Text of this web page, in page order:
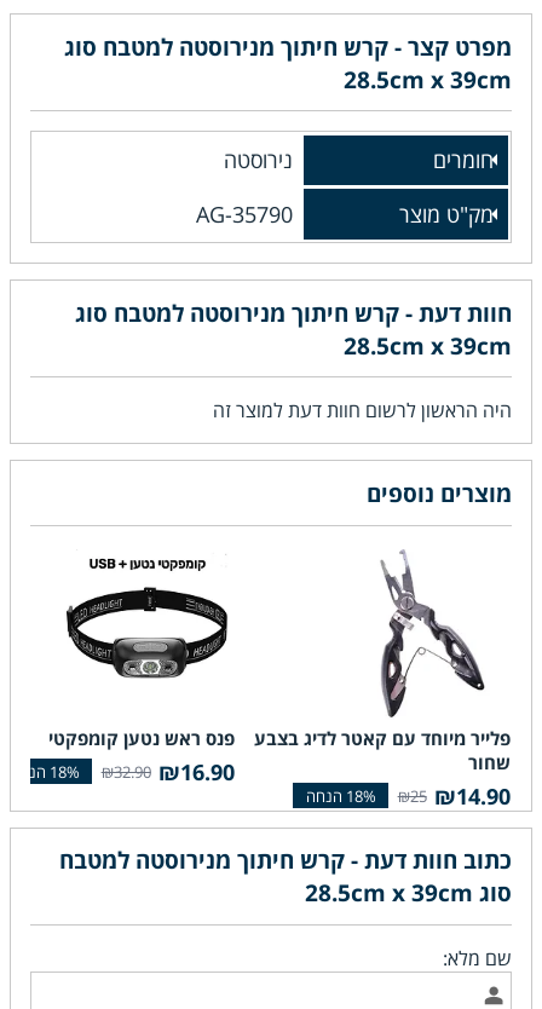
מפרט קצר - קרש חיתוך מנירוסטה למטבח סוג
28.5cm x 39cm
חומרים
נירוסטה
מק"ט מוצר
AG-35790
חוות דעת - קרש חיתוך מנירוסטה למטבח סוג
28.5cm x 39cm
היה הראשון לרשום חוות דעת למוצר זה
כתוב חוות דעת - קרש חיתוך מנירוסטה למטבח
סוג 28.5cm x 39cm
שם מלא:
מוצרים נוספים
פלייר מיוחד עם קאטר לדיג בצבע
שחור
₪14.90
₪25
פנס ראש נטען קומפקטי
₪16.90
₪32.90